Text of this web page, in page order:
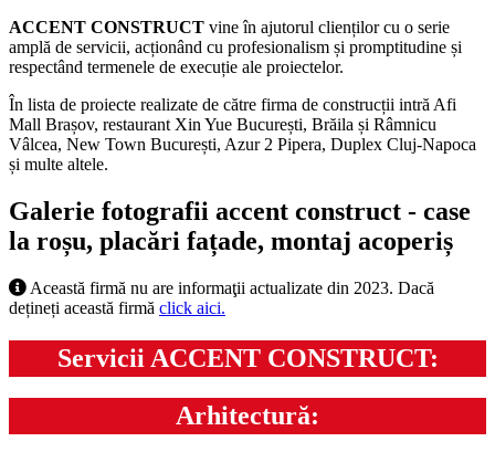
ACCENT CONSTRUCT vine în ajutorul clienților cu o serie
amplă de servicii, acționând cu profesionalism și promptitudine și
respectând termenele de execuție ale proiectelor.
În lista de proiecte realizate de către firma de construcții intră Afi
Mall Brașov, restaurant Xin Yue București, Brăila și Râmnicu
Vâlcea, New Town București, Azur 2 Pipera, Duplex Cluj-Napoca
și multe altele.
Galerie fotografii accent construct - case
la roșu, placări fațade, montaj acoperiș
Această firmă nu are informaţii actualizate din 2023. Dacă
dețineți această firmă click aici.
Servicii ACCENT CONSTRUCT:
Arhitectură: